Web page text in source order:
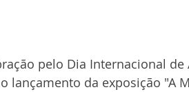
pelo Dia Internacional
lançamento da exposição "A